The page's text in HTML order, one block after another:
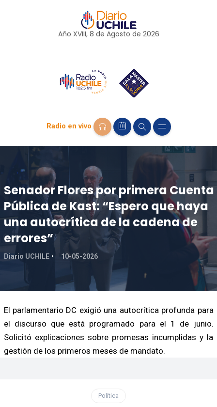
Año XVIII, 8 de Agosto de 2026
Radio en vivo
Senador Flores por primera Cuenta
Pública de Kast: “Espero que haya
una autocrítica de la cadena de
errores”
Diario UCHILE 10-05-2026
El parlamentario DC exigió una autocrítica profunda para
el discurso que está programado para el 1 de junio.
Solicitó explicaciones sobre promesas incumplidas y la
gestión de los primeros meses de mandato.
Política